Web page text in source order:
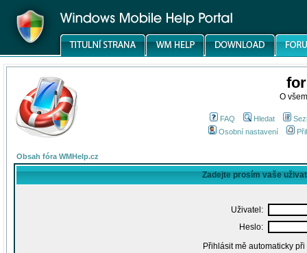
O
FAQ Hledat
Osobní nastavení
Obsah fóra WMHelp.cz
Zadejte prosím vaše
Uživatel:
Heslo:
Přihlásit mě automaticky